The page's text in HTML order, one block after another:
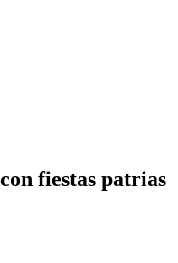
fiestas patrias